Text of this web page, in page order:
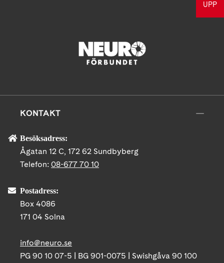
UPP
KONTAKT
Besöksadress:
Ågatan 12 C, 172 62 Sundbyberg
Telefon: 08-677 70 10
Postadress:
Box 4086
171 04 Solna
info@neuro.se
PG 90 10 07-5 | BG 901-0075 | Swishgåva 90 100